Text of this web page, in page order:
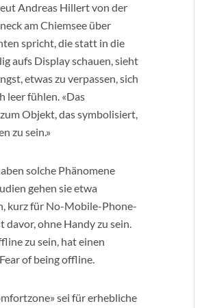
Andreas Hillert von der
am Chiemsee über
spricht, die statt in die
aufs Display schauen, sieht
etwas zu verpassen, sich
leer fühlen. «Das
Objekt, das symbolisiert,
zu sein.»
solche Phänomene
gehen sie etwa
kurz für No-Mobile-Phone-
davor, ohne Handy zu sein.
zu sein, hat einen
of being offline.
sei für erhebliche